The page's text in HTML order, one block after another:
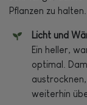
Pflanzen zu halten.
Licht und
Ein heller,
optimal.
weiterhin